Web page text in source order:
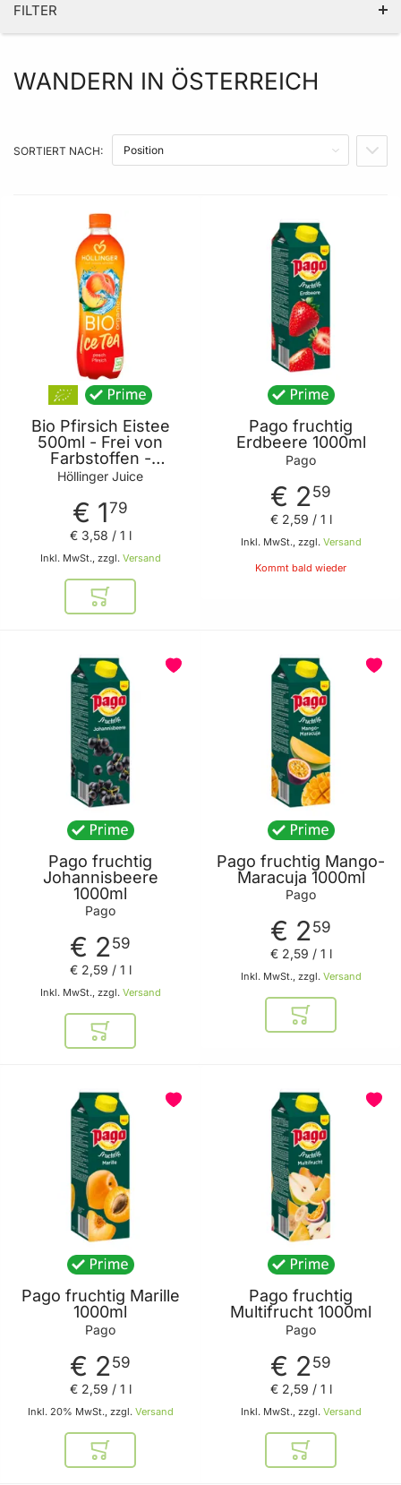
FILTER
GÜTESIEGEL
PRODUZENT
PRODUKTEIGENSCHAFT
WANDERN IN ÖSTERREICH
SORTIERT NACH: IN
Bio Pfirsich Eistee
500ml - Frei von
Farbstoffen -
künstlichen Aromen -
Konservierungsmittel
- PET Flasche von
Höllinger Juice
Höllinger Juice
€ 179
Inkl. MwSt., zzgl. Versand
€ 3,58 / 1 l
In den Warenkorb
Pago fruchtig
Erdbeere 1000ml
Pago
€ 259
Inkl. MwSt., zzgl. Versand
€ 2,59 / 1 l
Kommt bald wieder
Pago fruchtig
Johannisbeere
1000ml
Pago
€ 259
Inkl. MwSt., zzgl. Versand
€ 2,59 / 1 l
In den Warenkorb
Pago fruchtig Mango-
Maracuja 1000ml
Pago
€ 259
Inkl. MwSt., zzgl. Versand
€ 2,59 / 1 l
In den
Pago fruchtig Marille
1000ml
Pago
€ 259
Inkl. 20% MwSt., zzgl. Versand
€ 2,59 / 1 l
In den Warenkorb
Pago fruchtig
Multifrucht 1000ml
Pago
€ 259
Inkl. MwSt., zzgl. Versand
€ 2,59 / 1 l
In den